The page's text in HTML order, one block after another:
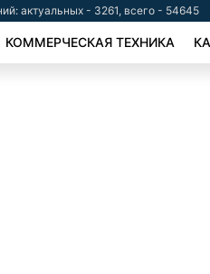
актуальных - 3261, всего - 54645
КОММЕРЧЕСКАЯ ТЕХНИКА